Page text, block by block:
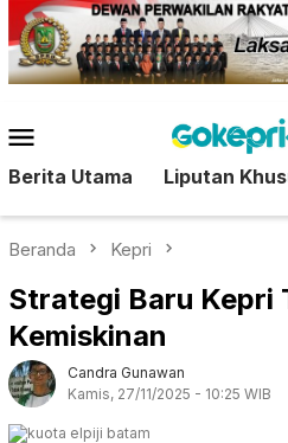
Loncat
ke
konten
Mobile
Berita Utama Liputan
Beranda Kepri
Strategi Baru Kepri
Kemiskinan
Candra Gunawan
Kamis, 27/11/2025 - 10:25 WIB